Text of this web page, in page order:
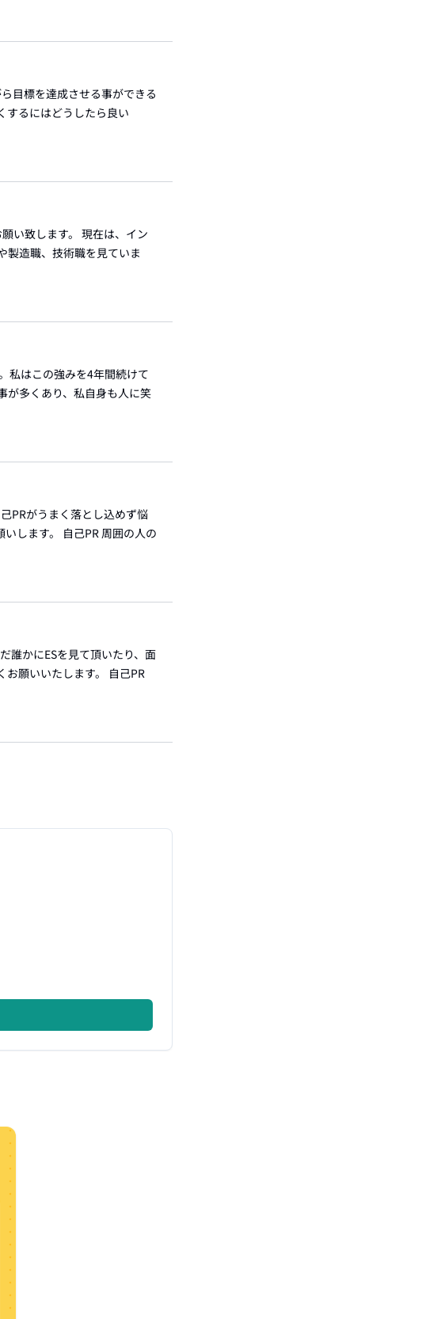
目標を達成させる事ができる
するにはどうしたら良い
い致します。 現在は、イン
製造職、技術職を見ていま
私はこの強みを4年間続けて
が多くあり、私自身も人に笑
PRがうまく落とし込めず悩
します。 自己PR 周囲の人の
誰かにESを見て頂いたり、面
願いいたします。 自己PR